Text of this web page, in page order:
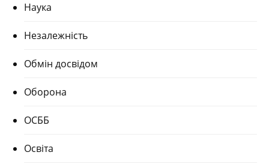
Наука
Незалежність
Обмін досвідом
Оборона
ОСББ
Освіта